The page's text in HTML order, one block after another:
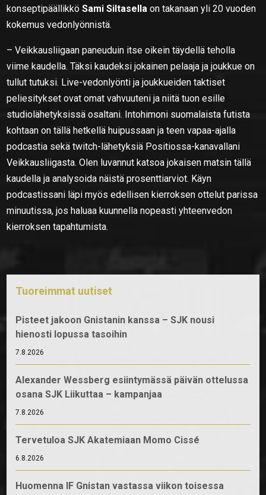
konseptipäällikköSami Siltasella on takanaan yli 20 vuoden
kokemus vedonlyönnistä.
– Veikkausliigaan paneuduin itse oikein täydellä teholla
viime kaudella. Täksi kaudeksi jokainen pelaaja ja joukkue on
tullut tutuksi. Live-vedonlyönti ja joukkueiden taktiset
peliesitykset ovat omat vahvuuteni ja niitä tuon esille
studiolähetyksissä osaltani. Intohimoni suomalaista futista
kohtaan on tällä hetkellä huipussaan ja teen vapaa-ajalla
podcastia sekä twitch-lähetyksiä Positiossa-kanavallani
Veikkausliigasta. Olen luvannut katsoa jokaisen matsin tällä
kaudella ja analysoida näistä prosenttiarviot. Käyn
podcastissani läpi myös edellisen kierroksen ottelut parissa
minuutissa, jos haluaa kuunnella nopeasti yhteenvedon
kierroksen tapahtumista.
Tuoreimmat uutiset
Pisteet jakoon Gnistanin kanssa – SJK nousi
hienosti lopussa tasoihin
7.8.2026
Alexander Wessberg esiintymässä päivän ottelussa
osana SJK Liikuttaa – kampanjaa
7.8.2026
Tervetuloa SJK Akatemiaan Momo Cissé
6.8.2026
Huomenna IF Gnistan vastassa viikon toisessa